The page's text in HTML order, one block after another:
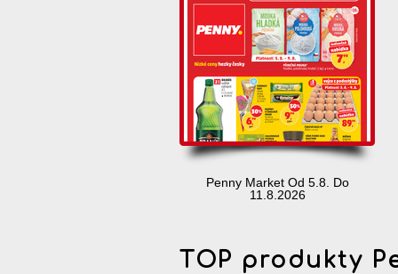
Penny Market Od 5.8. Do
11.8.2026
TOP produkty